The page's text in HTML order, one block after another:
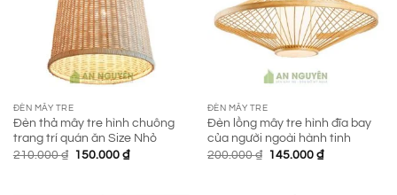
ĐÈN MÂY TRE
Đèn thả mây tre hình chuông
trang trí quán ăn Size Nhỏ
210.000₫ Giá
150.000 ₫Giá
ĐÈN MÂY TRE
Đèn lồng mây tre hình đĩa bay
của người ngoài hành tinh
200.000₫ Giá
145.000 ₫Giá